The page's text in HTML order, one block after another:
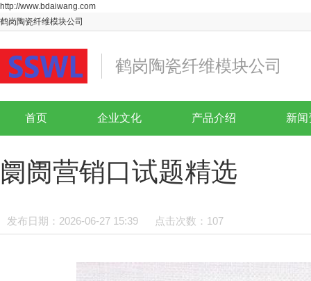
http://www.bdaiwang.com
鹤岗陶瓷纤维模块公司
鹤岗陶瓷纤维模块公司
首页 企业文化 产品介绍 新闻
阛阓营销口试题精选
发布日期：2026-06-27 15:39 点击次数：107